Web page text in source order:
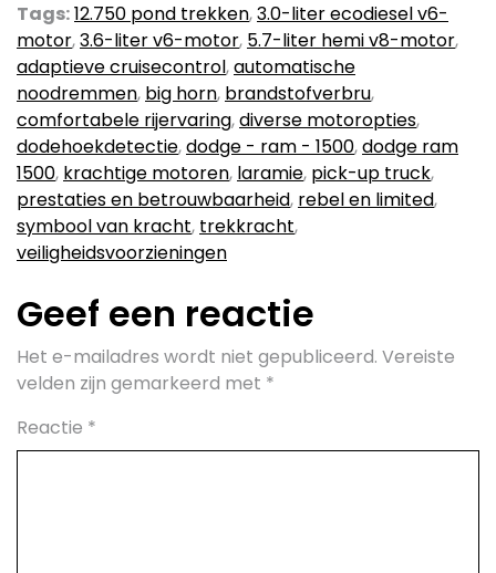
Tags:12.750 pond trekken,3.0-liter ecodiesel v6-
motor,3.6-liter v6-motor, 5.7-liter hemi v8-motor,
adaptieve cruisecontrol,automatische
noodremmen, big horn, brandstofverbru,
comfortabele rijervaring,diverse motoropties,
dodehoekdetectie,dodge - ram - 1500,dodge ram
1500, krachtige motoren, laramie, pick-up truck,
prestaties en betrouwbaarheid, rebel en limited,
symbool van kracht, trekkracht,
veiligheidsvoorzieningen
Geef een reactie
Het e-mailadres wordt niet gepubliceerd. Vereiste
velden zijn gemarkeerd met *
Reactie *